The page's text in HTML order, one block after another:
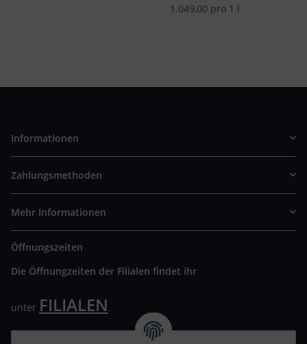
1.049,00 pro 1 l
Informationen
Zahlungsmethoden
Mehr Informationen
Öffnungszeiten
Die Öffnungzeiten der Filialen findet ihr
unter FILIALEN.
Wir freuen uns auf Euren Besuch. Bitte beachtet die